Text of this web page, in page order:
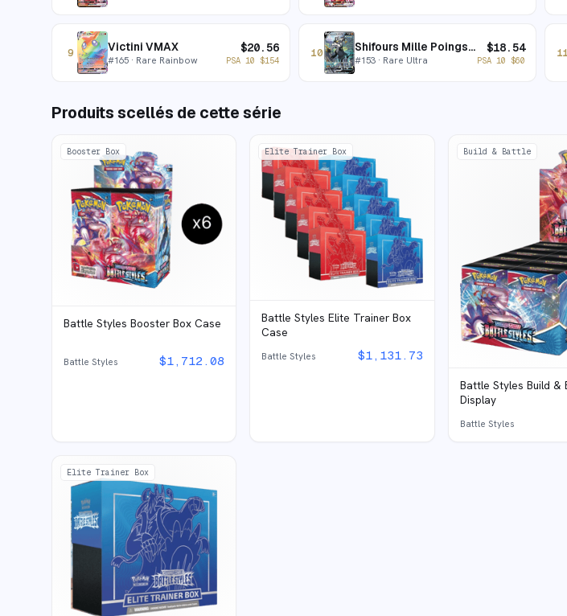
9 Victini VMAX
#165 · Rare Rainbow
$20.56
PSA 10 $154
10 Shifours Mille Poings V
#153· Rare Ultra
$18.54
PSA 10 $60
11
Produits scellés de cette série
Booster Box
Battle Styles Booster Box Case
Battle Styles $1,712.08
Elite Trainer Box
Battle Styles Elite Trainer Box
Case
Battle Styles $1,131.73
Build & Battle
Battle Styles Build &
Display
Battle Styles
Elite Trainer Box